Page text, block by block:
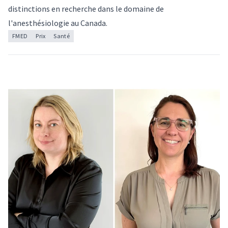
distinctions en recherche dans le domaine de
l'anesthésiologie au Canada.
FMED Prix Santé